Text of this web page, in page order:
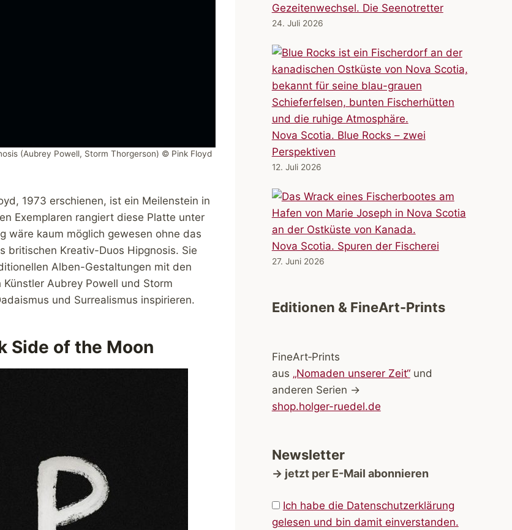
(Aubrey Powell, Storm Thorgerson) © Pink Floyd
1973 erschienen, ist ein Meilenstein in
Exemplaren rangiert diese Platte unter
wäre kaum möglich gewesen ohne das
britischen Kreativ-Duos Hipgnosis. Sie
Alben-Gestaltungen mit den
Aubrey Powell und Storm
und Surrealismus inspirieren.
Side of the Moon
Gezeitenwechsel. Die Seenotretter
24. Juli 2026
Nova Scotia. Blue Rocks – zwei
Perspektiven
12. Juli 2026
Nova Scotia. Spuren der Fischerei
27. Juni 2026
Editionen & FineArt-Prints
FineArt‑Prints
aus „Nomaden unserer Zeit“und
anderen Serien →
shop.holger-ruedel.de
Newsletter
→ jetzt per E-Mail abonnieren
Ich habe die Datenschutzerklärung
gelesen und bin damit einverstanden.